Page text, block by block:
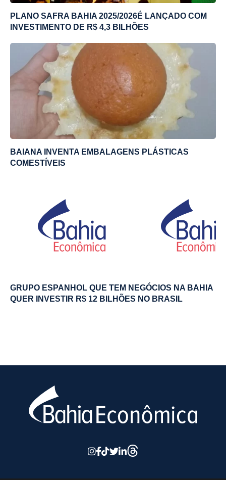
PLANO SAFRA BAHIA 2025/2026É LANÇADO COM
INVESTIMENTO DE R$ 4,3 BILHÕES
BAIANA INVENTA EMBALAGENS PLÁSTICAS
COMESTÍVEIS
GRUPO ESPANHOL QUE TEM NEGÓCIOS NA BAHIA
QUER INVESTIR R$ 12 BILHÕES NO BRASIL